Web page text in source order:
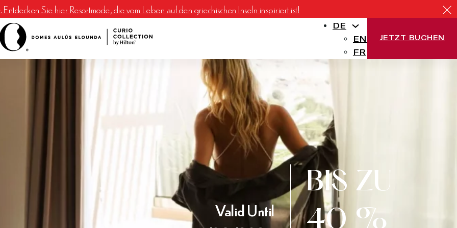
Entdecken Sie hier Resortmode, die vom Leben auf den griechischen Inseln inspiriert ist!
DE
EN
FR
JETZT BUCHEN
Valid Until
BIS ZU
40 %